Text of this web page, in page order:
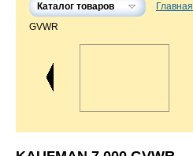
Каталог товаров Главная
GVWR